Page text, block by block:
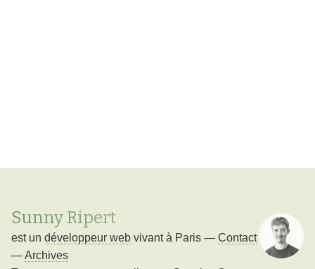
Sunny Ripert
est un développeur web vivant à Paris — Contact
—Archives